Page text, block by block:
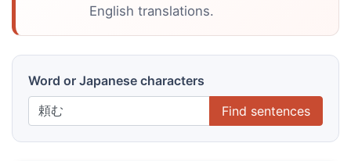
English translations.
Word or Japanese characters
Find sentences